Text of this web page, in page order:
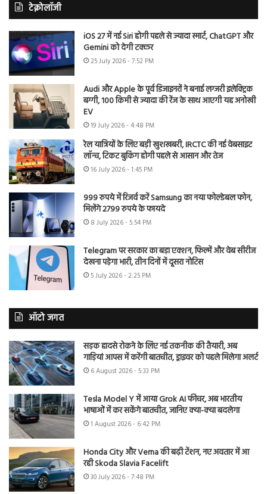
टेक्नोलॉजी
iOS 27 में नई Siri होगी पहले से ज्यादा स्मार्ट, ChatGPT और
Gemini को देगी टक्कर
25 July 2026 - 7:52 PM
Audi और Apple के पूर्व डिजाइनरों ने बनाई लग्जरी इलेक्ट्रिक
बग्गी, 100 किमी से ज्यादा की रेंज के साथ आएगी यह अनोखी
EV
19 July 2026 - 4:48 PM
रेल यात्रियों के लिए बड़ी खुशखबरी, IRCTC की नई वेबसाइट
लॉन्च, टिकट बुकिंग होगी पहले से आसान और तेज
16 July 2026 - 1:45 PM
999 रुपये में रिजर्व करें Samsung का नया फोल्डेबल फोन,
मिलेंगे 2799 रुपये के फायदे
8 July 2026 - 5:54 PM
Telegram पर सरकार का बड़ा एक्शन, फिल्में और वेब सीरीज
देखना पड़ेगा भारी, तीन दिनों में दूसरा नोटिस
5 July 2026 - 2:25 PM
ऑटो जगत
सड़क हादसे रोकने के लिए नई तकनीक की तैयारी, अब
गाड़ियां आपस में करेंगी बातचीत, ड्राइवर को पहले मिलेगा अलर्ट
6 August 2026 - 5:33 PM
Tesla Model Y में आया Grok AI फीचर, अब भारतीय
भाषाओं में कर सकेंगे बातचीत, जानिए क्या-क्या बदलेगा
1 August 2026 - 6:42 PM
Honda City और Verna की बढ़ी टेंशन, नए अवतार में आ
रही Skoda Slavia Facelift
30 July 2026 - 7:48 PM